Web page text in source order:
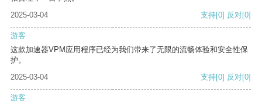
2025-03-04
支持[0] 反对[0]
游客
这款加速器VPM应用程序已经为我们带来了无限的流畅体验和安全性保
护。
2025-03-04
支持[0] 反对[0]
游客